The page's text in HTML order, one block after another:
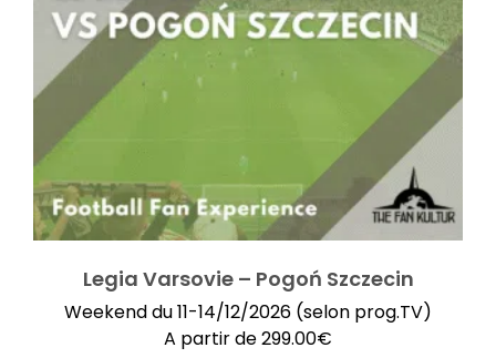
Legia Varsovie – Pogoń Szczecin
Weekend du 11-14/12/2026 (selon prog.TV)
A partir de299.00€